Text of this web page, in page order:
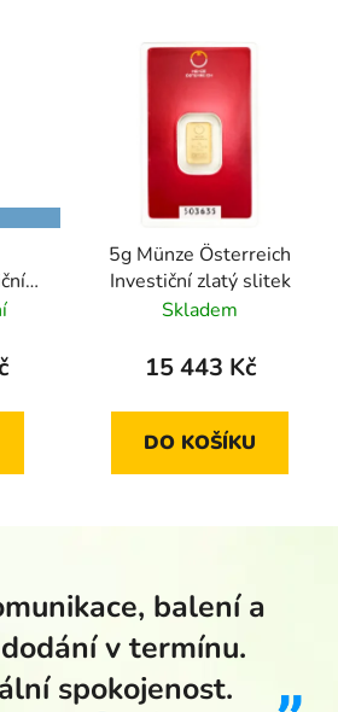
5g Münze Österreich
Investiční zlatý slitek
Skladem
15 443 Kč
DO KOŠÍKU
balení a
v termínu.
spokojenost.